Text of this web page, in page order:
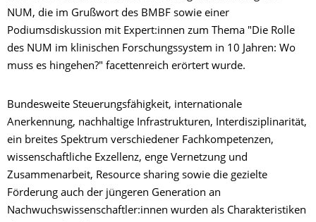
NUM, die im Grußwort des BMBF sowie einer
Podiumsdiskussion mit Expert:innen zum Thema "Die Rolle
des NUM im klinischen Forschungssystem in 10 Jahren: Wo
muss es hingehen?" facettenreich erörtert wurde.
Bundesweite Steuerungsfähigkeit, internationale
Anerkennung, nachhaltige Infrastrukturen, Interdisziplinarität,
ein breites Spektrum verschiedener Fachkompetenzen,
wissenschaftliche Exzellenz, enge Vernetzung und
Zusammenarbeit, Resource sharing sowie die gezielte
Förderung auch der jüngeren Generation an
Nachwuchswissenschaftler:innen wurden als Charakteristiken